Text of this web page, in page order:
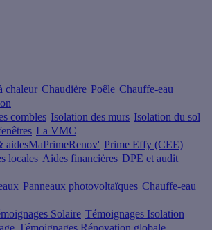
chaleur Chaudière Poêle Chauffe-eau
combles Isolation des murs Isolation du sol
La VMC
aidesMaPrimeRenov' Prime Effy (CEE)
locales Aides financières DPE et audit
Panneaux photovoltaïques Chauffe-eau
Solaire Témoignages Isolation